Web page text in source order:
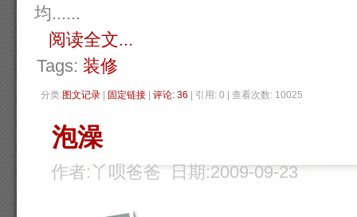
均......
阅读全文...
Tags: 装修
分类:图文记录 固定链接 评论: 36 | 引用: 0 | 查看次数: 10025
泡澡
作者:丫呗爸爸 日期:2009-09-23